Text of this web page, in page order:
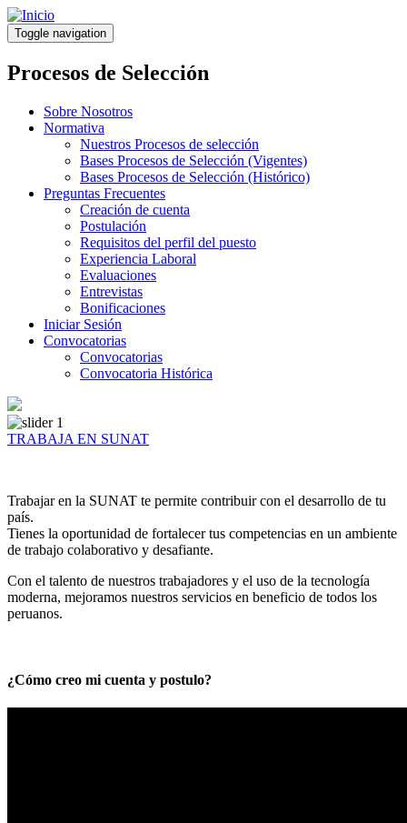
Pasar
al
contenido
principal
Toggle navigation
Procesos de Selección
Sobre Nosotros
Normativa
Nuestros Procesos de selección
Bases Procesos de Selección (Vigentes)
Bases Procesos de Selección (Histórico)
Preguntas Frecuentes
Creación de cuenta
Postulación
Requisitos del perfil del puesto
Experiencia Laboral
Evaluaciones
Entrevistas
Bonificaciones
Iniciar Sesión
Convocatorias
Convocatorias
Convocatoria Histórica
TRABAJA EN SUNAT
Trabajar en la SUNAT te permite contribuir con el desarrollo de tu
país.
Tienes la oportunidad de fortalecer tus competencias en un ambiente
de trabajo colaborativo y desafiante.
Con el talento de nuestros trabajadores y el uso de la tecnología
moderna, mejoramos nuestros servicios en beneficio de todos los
peruanos.
¿Cómo creo mi cuenta y postulo?